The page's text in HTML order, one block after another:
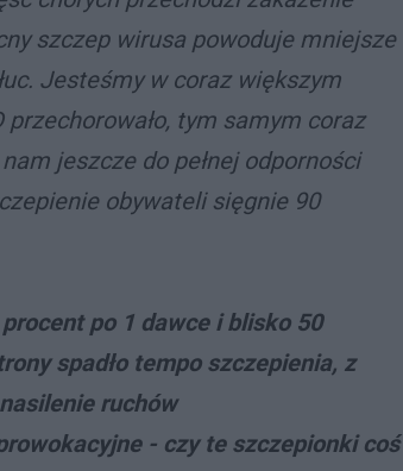
szczep wirusa powoduje mniejsze
Jesteśmy w coraz większym
tym samym coraz
jeszcze do pełnej odporności
obywateli sięgnie 90
po 1 dawce i blisko 50
spadło tempo szczepienia, z
ruchów
- czy te szczepionki coś